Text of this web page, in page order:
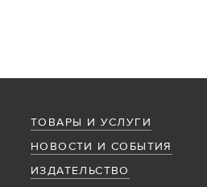
ТОВАРЫ И УСЛУГИ
НОВОСТИ И СОБЫТИЯ
ИЗДАТЕЛЬСТВО